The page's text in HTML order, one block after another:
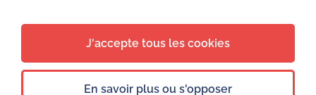
© 2021 - 2026 Bureaux du coeur — Tous droits reservés
J'accepte tous les cookies
En savoir plus ou s'opposer